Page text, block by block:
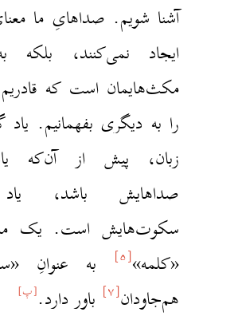
شویم. صداهایِ ما معنایِ چندانی
نمی‌کنند، بلکه به کمکِ
است که قادریم منظورمان
به دیگری بفهمانیم. یاد گرفتنِ یک
پیش از آن‌که یاد گرفتنِ
باشد، یاد گرفتنِ
است. یک مسیحی به
[۵]به عنوانِ «سکوتی» [۶]
[۷] باور دارد. [پ]